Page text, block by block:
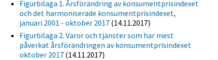
Figurbilaga 1. Årsförändring av konsumentprisindexet
och det harmoniserade konsumentprisindexet,
januari 2001 - oktober 2017 (14.11.2017)
Figurbilaga 2. Varor och tjänster som har mest
påverkat årsförändringen av konsumentprisindexet
oktober 2017 (14.11.2017)